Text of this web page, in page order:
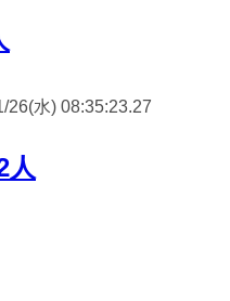
26(水) 08:35:23.27
人